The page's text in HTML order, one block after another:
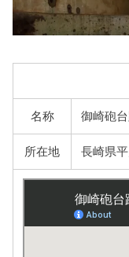
名称 御崎砲
所在地 長崎県